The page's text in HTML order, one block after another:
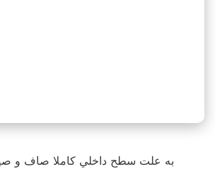
به علت سطح داخلي كاملا صاف و